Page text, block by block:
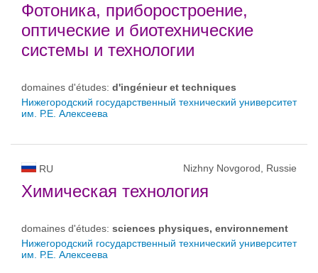
Фотоника, приборостроение,
оптические и биотехнические
системы и технологии
domaines d'études: d'ingénieur et techniques
Нижегородский государственный технический университет
им. Р.Е. Алексеева
RU Nizhny Novgorod, Russie
Химическая технология
domaines d'études: sciences physiques, environnement
Нижегородский государственный технический университет
им. Р.Е. Алексеева